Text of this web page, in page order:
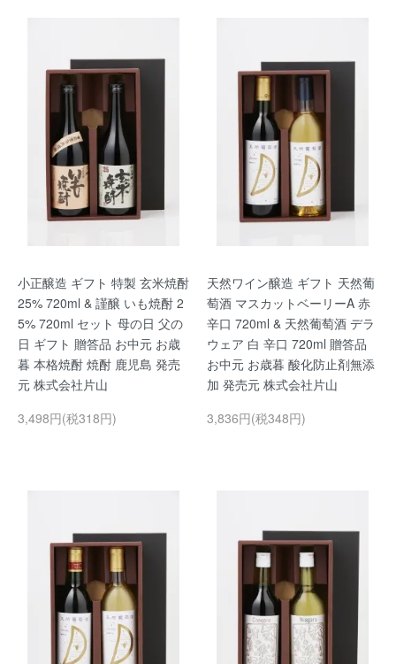
小正醸造 ギフト 特製 玄米焼酎
25% 720ml & 謹醸 いも焼酎 2
5% 720ml セット 母の日 父の
日 ギフト 贈答品 お中元 お歳
暮 本格焼酎 焼酎 鹿児島 発売
元 株式会社片山
3,498円(税318円)
天然ワイン醸造 ギフト 天然葡
萄酒 マスカットベーリーA 赤
辛口 720ml & 天然葡萄酒 デラ
ウェア 白 辛口 720ml 贈答品
お中元 お歳暮 酸化防止剤無添
加 発売元 株式会社片山
3,836円(税348円)